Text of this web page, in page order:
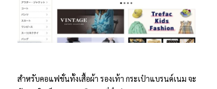
สำหรับคอแฟชั่นทั้งเสื้อผ้า รองเท้า กระเป๋าแบรนด์เนม จะ